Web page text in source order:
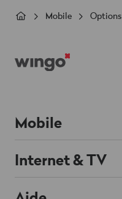
Fil
Mobile Options
Mobile
Abos Mobile
Prepaid
Internet & TV
Abos Internet